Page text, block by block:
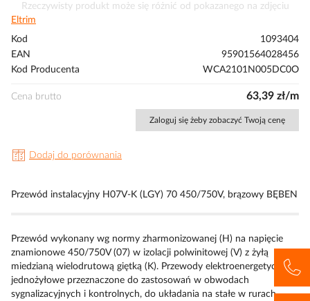
Przejdź
na
początek
Rzeczywisty produkt może się różnić od pokazanego na zdjęciu
Eltrim
Kod
1093404
EAN
95901564028456
Kod Producenta
WCA2101N005DC0O
Cena brutto 63,39 zł/m
Zaloguj się żeby zobaczyć Twoją cenę
Dodaj do porównania
Przewód instalacyjny H07V-K (LGY) 70 450/750V, brązowy BĘBEN
Przewód wykonany wg normy zharmonizowanej (H) na napięcie
znamionowe 450/750V (07) w izolacji polwinitowej (V) z żyłą
miedzianą wielodrutową giętką (K). Przewody elektroenergetyczne
jednożyłowe przeznaczone do zastosowań w obwodach
sygnalizacyjnych i kontrolnych, do układania na stałe w rurach